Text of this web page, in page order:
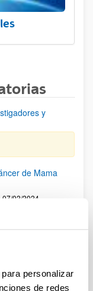
personalizar
de redes
y
de Mama
02/2024
el